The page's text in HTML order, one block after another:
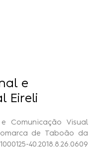
e
Eireli
Comunicação Visual
de Taboão da
40.2018.8.26.0609